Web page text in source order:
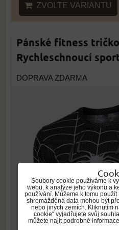
ZVOLTE VARIANTU
Pánské fitness
Rychleschnoucí
DOPRAVA ZDARMA
Soubory cookie používáme k
webu, k analýze jeho výkonu a
používání. Můžeme k tomu
shromážděná data mohou být
nebo jiných zemích. Kliknutím
cookie“ vyjadřujete svůj
můžete najít podrobné